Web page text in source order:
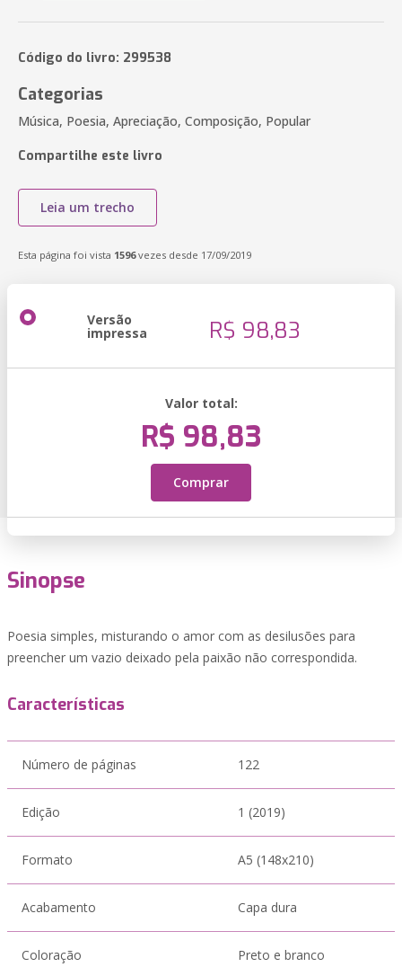
Código do livro: 299538
Categorias
Música, Poesia, Apreciação, Composição, Popular
Compartilhe este livro
Leia um trecho
Esta página foi vista 1596vezes desde 17/09/2019
Versão
impressa R$ 98,83
Valor total:
R$ 98,83
Comprar
Sinopse
Poesia simples, misturando o amor com as desilusões para
preencher um vazio deixado pela paixão não correspondida.
Características
Número de páginas 122
Edição 1 (2019)
Formato A5 (148x210)
Acabamento Capa dura
Coloração Preto e branco